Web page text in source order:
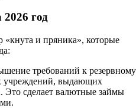
год
«кнута и пряника», которые
требований к резервному
учреждений, выдающих
сделает валютные займы